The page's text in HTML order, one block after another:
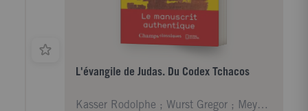
L'évangile de Judas. Du Codex Tchacos
Kasser Rodolphe ; Wurst Gregor ; Meyer Marvin ; Ga